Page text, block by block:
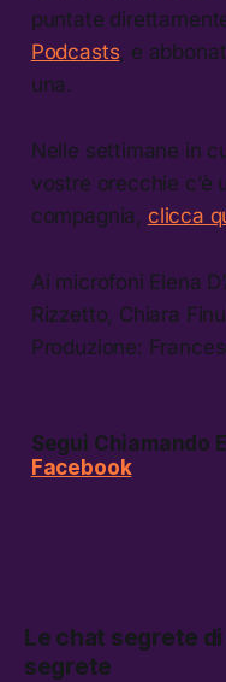
puntate
Podcasts , e
una.
Nelle settimane in
vostre orecchie c’è
compagnia, clicca
Ai microfoni Elena
Rizzetto, Chiara
Produzione:
Segui Chiamando
Facebook
Le chat segrete
segrete